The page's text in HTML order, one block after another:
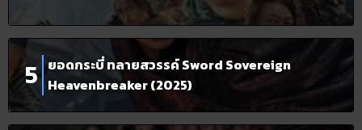
ยอดกระบี่ ทลายสวรรค์ Sword Sovereign
Heavenbreaker (2025)